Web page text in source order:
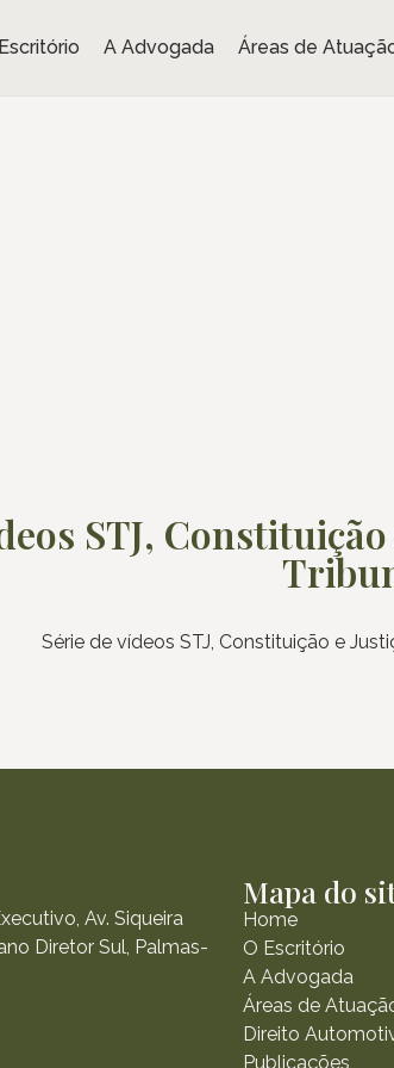
A Advogada Áreas de
STJ,
Série de vídeos STJ, Constituição e
Av. Siqueira
Diretor Sul, Palmas-
Mapa do
Home
O Escritório
A Advogada
Áreas de
Direito
Publicações